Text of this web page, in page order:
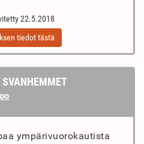
22.5.2018
tiedot tästä
ympärivuorokautista